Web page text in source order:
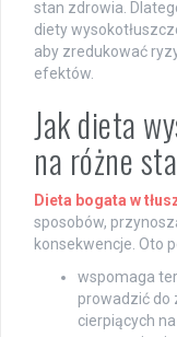
stan zdrowia.
diety
aby zredukować
efektów.
Jak dieta
na różne
Dieta bogata w
sposobów,
konsekwencje. Oto
wspomaga
prowadzić do
cierpiących